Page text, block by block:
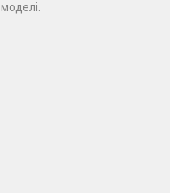
моделі.